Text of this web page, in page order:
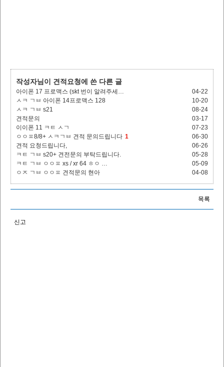
작성자님이 견적요청에 쓴 다른 글
아이폰 17 프로맥스 (skt 번이 알려주세…
04-22
ㅅㅋ ㄱㅂ 아이폰 14프로맥스 128
10-20
ㅅㅋ ㄱㅂ s21
08-24
견적문의
03-17
이이폰 11 ㅋㅌ ㅅㄱ
07-23
ㅇㅇㅍ8/8+ ㅅㅋㄱㅂ 견적 문의드립니다 1
06-30
견적 요청드립니다,
06-26
ㅋㅌ ㄱㅂ s20+ 견전문의 부탁드립니다.
05-28
ㅋㅌ ㄱㅂ ㅇㅇㅍ xs / xr 64 ㅎㅇ …
05-09
ㅇㅈ ㄱㅂ ㅇㅇㅍ 견적문의 현아
04-08
목록
신고